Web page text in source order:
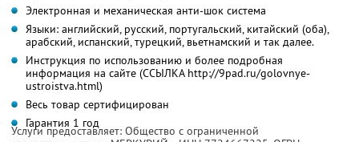
Электронная и механическая анти-шок система
Языки: английский, русский, португальский, китайский (оба),
арабский, испанский, турецкий, вьетнамский и так далее.
Инструкция по использованию и более подробная
информация на сайте (ССЫЛКА http://9pad.ru/golovnye-
ustroistva.html)
Весь товар сертифицирован
Гарантия 1 год
Услуги предоставляет: Oбщество с ограниченной